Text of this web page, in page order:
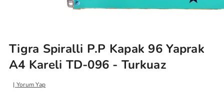
Tigra Spiralli P.P Kapak 96 Yaprak
A4 Kareli TD-096 - Turkuaz
Yorum Yap